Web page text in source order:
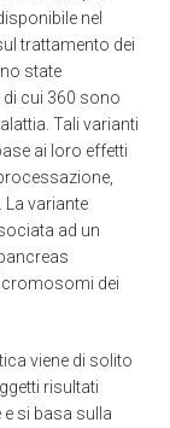
nel
trattamento dei
state
di cui 360 sono
Tali varianti
ai loro effetti
variante
ad un
cromosomi dei
viene di solito
risultati
si basa sulla